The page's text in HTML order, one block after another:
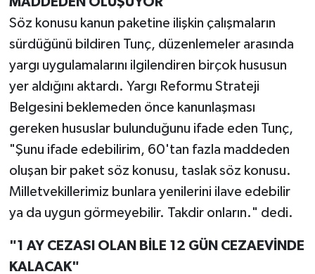
Söz konusu kanun paketine ilişkin çalışmaların
sürdüğünü bildiren Tunç, düzenlemeler arasında
yargı uygulamalarını ilgilendiren birçok hususun
yer aldığını aktardı. Yargı Reformu Strateji
Belgesini beklemeden önce kanunlaşması
gereken hususlar bulunduğunu ifade eden Tunç,
"Şunu ifade edebilirim, 60'tan fazla maddeden
oluşan bir paket söz konusu, taslak söz konusu.
Milletvekillerimiz bunlara yenilerini ilave edebilir
ya da uygun görmeyebilir. Takdir onların." dedi.
"1 AY CEZASI OLAN BİLE 12 GÜN CEZAEVİNDE
KALACAK"